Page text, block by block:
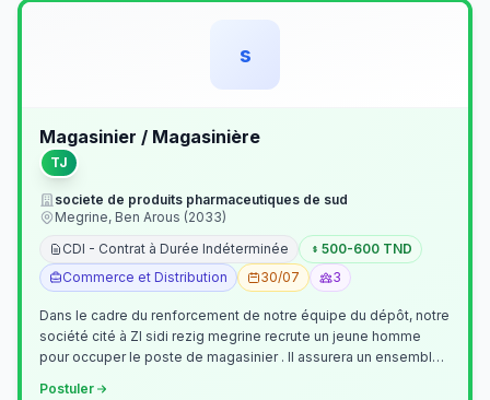
s
Magasinier / Magasinière
TJ
societe de produits pharmaceutiques de sud
Megrine, Ben Arous (2033)
CDI - Contrat à Durée Indéterminée
500-600 TND
Commerce et Distribution
30/07 3
Dans le cadre du renforcement de notre équipe du dépôt, notre
société cité à ZI sidi rezig megrine recrute un jeune homme
pour occuper le poste de magasinier . Il assurera un ensemble
Postuler